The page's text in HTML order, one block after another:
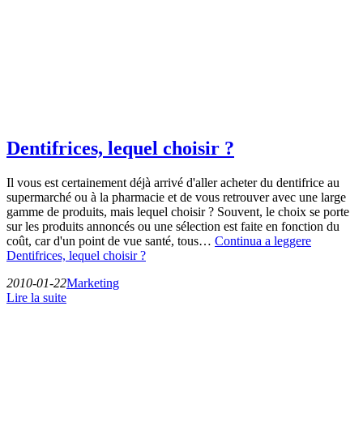
Dentifrices, lequel choisir ?
Il vous est certainement déjà arrivé d'aller acheter du dentifrice au
supermarché ou à la pharmacie et de vous retrouver avec une large
gamme de produits, mais lequel choisir ? Souvent, le choix se porte
sur les produits annoncés ou une sélection est faite en fonction du
coût, car d'un point de vue santé, tous… Continua a leggere
Dentifrices, lequel choisir ?
2010-01-22Marketing
Lire la suite